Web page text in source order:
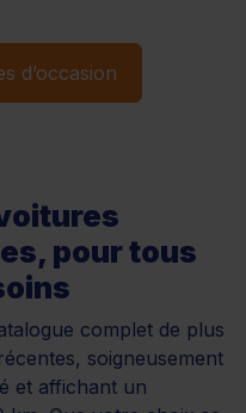
d’occasion
pour tous
complet de plus
soigneusement
et affichant un